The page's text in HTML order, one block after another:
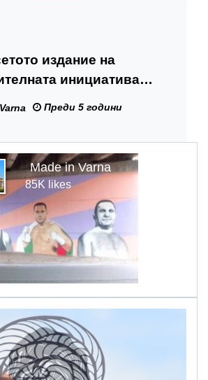
издание на
инициатива
Коледа“ подкрепи
рехабилитацията на
Преди 5 години
Made in Varna
85K likes